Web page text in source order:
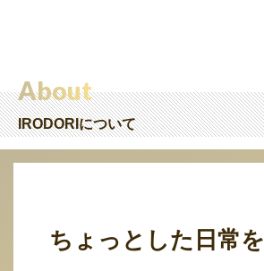
About
IRODORIについて
ちょっとした日常を